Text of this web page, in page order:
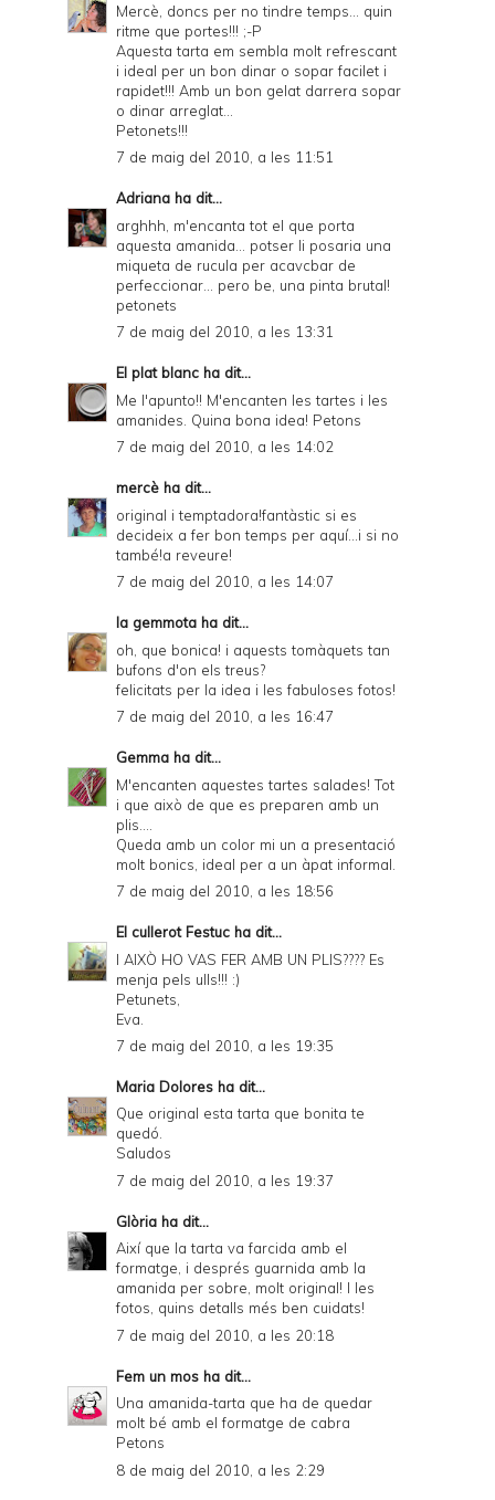
Mercè, doncs per no tindre temps... quin
ritme que portes!!! ;-P
Aquesta tarta em sembla molt refrescant
i ideal per un bon dinar o sopar facilet i
rapidet!!! Amb un bon gelat darrera sopar
o dinar arreglat...
Petonets!!!
7 de maig del 2010, a les 11:51
Adriana ha dit...
arghhh, m'encanta tot el que porta
aquesta amanida... potser li posaria una
miqueta de rucula per acavcbar de
perfeccionar... pero be, una pinta brutal!
petonets
7 de maig del 2010, a les 13:31
El plat blanc ha dit...
Me l'apunto!! M'encanten les tartes i les
amanides. Quina bona idea! Petons
7 de maig del 2010, a les 14:02
mercè ha dit...
original i temptadora!fantàstic si es
decideix a fer bon temps per aquí...i si no
també!a reveure!
7 de maig del 2010, a les 14:07
la gemmota ha dit...
oh, que bonica! i aquests tomàquets tan
bufons d'on els treus?
felicitats per la idea i les fabuloses fotos!
7 de maig del 2010, a les 16:47
Gemma ha dit...
M'encanten aquestes tartes salades! Tot
i que això de que es preparen amb un
plis....
Queda amb un color mi un a presentació
molt bonics, ideal per a un àpat informal.
7 de maig del 2010, a les 18:56
El cullerot Festuc ha dit...
I AIXÒ HO VAS FER AMB UN PLIS???? Es
menja pels ulls!!! :)
Petunets,
Eva.
7 de maig del 2010, a les 19:35
Maria Dolores ha dit...
Que original esta tarta que bonita te
quedó.
Saludos
7 de maig del 2010, a les 19:37
Glòria ha dit...
Així que la tarta va farcida amb el
formatge, i després guarnida amb la
amanida per sobre, molt original! I les
fotos, quins detalls més ben cuidats!
7 de maig del 2010, a les 20:18
Fem un mos ha dit...
Una amanida-tarta que ha de quedar
molt bé amb el formatge de cabra
Petons
8 de maig del 2010, a les 2:29